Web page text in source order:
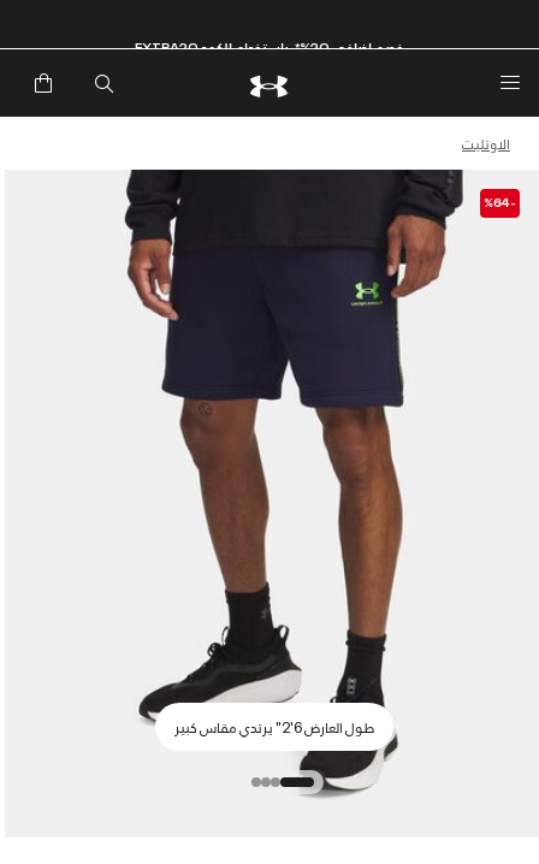
الاوتليت
-%64
طول العارض 6'2" يرتدي مقاس كبير